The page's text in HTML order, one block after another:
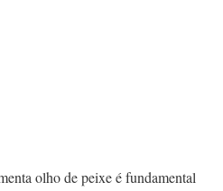
olho de peixe é fundamental